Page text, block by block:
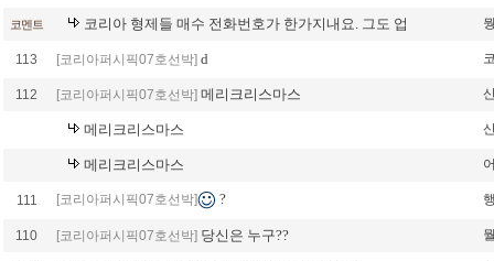
코멘트 코리아 형제들 매수 전화번호가 한가지내요. 그도 업
113 [코리아퍼시픽07호선박] d
112 [코리아퍼시픽07호선박] 메리크리스마스
메리크리스마스
메리크리스마스
111 [코리아퍼시픽07호선박] ?
110 [코리아퍼시픽07호선박] 당신은 누구??